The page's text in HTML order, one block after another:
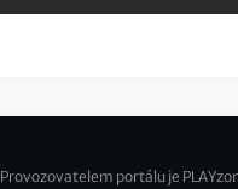
Provozovatelem portálu je